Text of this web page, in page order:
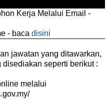
Kerja Melalui Email -
- bacadisini
jawatan yang ditawarkan,
seperti berikut :
melalui